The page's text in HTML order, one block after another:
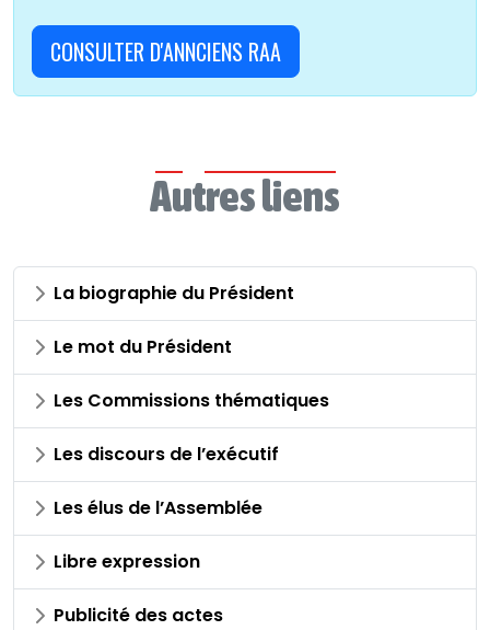
CONSULTER D'ANNCIENS RAA
Autres liens
La biographie du Président
Le mot du Président
Les Commissions thématiques
Les discours de l’exécutif
Les élus de l’Assemblée
Libre expression
Publicité des actes